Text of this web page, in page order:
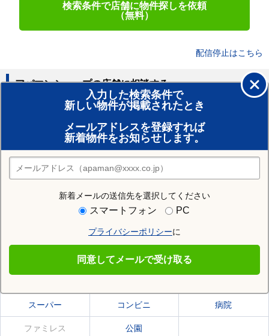
検索条件で店舗に物件探しを依頼
（無料）
配信停止はこちら
入力した検索条件で
新しい物件が掲載されたとき
メールアドレスを登録すれば
新着物件をお知らせします。
新着メールの送信先を選択してください
スマートフォン PC
プライバシーポリシーに
同意してメールで受け取る
アパマンショップの店舗に相談する
賃貸のプロがお部屋探し！
おまかせ物件リクエスト
住みたい街の店舗を探す
店舗検索
住む街研究所で滝沢市の情報を見る
滝沢市の施設一覧
スーパー コンビニ 病院
ファミレス 公園